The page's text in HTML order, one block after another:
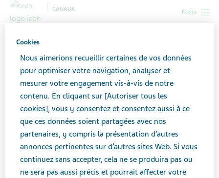
Menu
CANADA
Canada
La congélation des ovules
après un diagnostic de
cancer
Cookies
Nous aimerions recueillir certaines de vos données
pour optimiser votre navigation, analyser et
mesurer votre engagement vis-à-vis de notre
contenu. En cliquant sur [Autoriser tous les
cookies], vous y consentez et consentez aussi à ce
que ces données soient partagées avec nos
partenaires, y compris la présentation d’autres
annonces pertinentes sur d’autres sites Web. Si vous
continuez sans accepter, cela ne se produira pas ou
ne sera pas aussi précis et pourrait affecter votre